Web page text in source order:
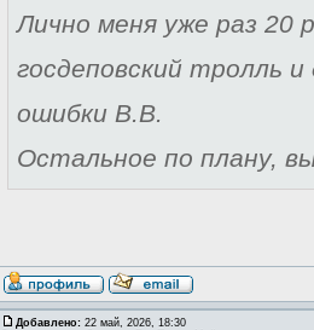
Лично меня уже раз 20
госдеповский тролль
ошибки В.В.
Остальное по плану,
Добавлено: 22 май, 2026, 18:30